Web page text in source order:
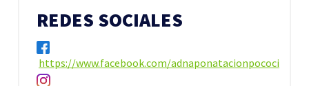
REDES SOCIALES
https://www.facebook.com/adnaponatacionpococi